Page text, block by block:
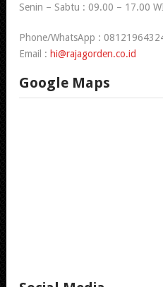
Senin – Sabtu : 09.00 – 17.00
Phone/WhatsApp :
Email : hi@rajagorden.co.id
Google Maps